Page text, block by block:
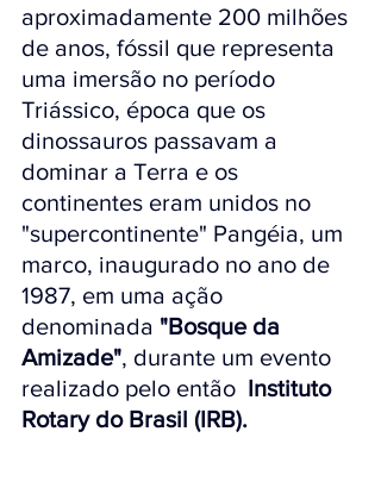
aproximadamente 200 milhões
de anos, fóssil que representa
uma imersão no período
Triássico, época que os
dinossauros passavam a
dominar a Terra e os
continentes eram unidos no
"supercontinente" Pangéia, um
marco, inaugurado no ano de
1987, em uma ação
denominada "Bosque da
Amizade", durante um evento
realizado pelo então Instituto
Rotary do Brasil (IRB).